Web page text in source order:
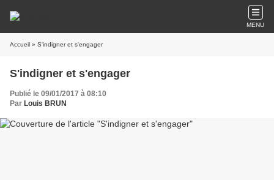
MENU
Accueil » S'indigner et s'engager
S'indigner et s'engager
Publié le 09/01/2017 à 08:10
Par Louis BRUN